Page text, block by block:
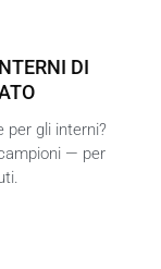
DI
per gli interni?
— per